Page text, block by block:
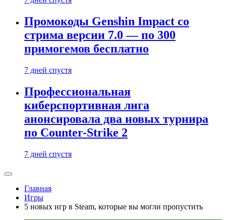
Промокоды Genshin Impact со
стрима версии 7.0 — по 300
примогемов бесплатно
7 дней спустя
Профессиональная
киберспортивная лига
анонсировала два новых турнира
по Counter-Strike 2
7 дней спустя
Главная
Игры
5 новых игр в Steam, которые вы могли пропустить